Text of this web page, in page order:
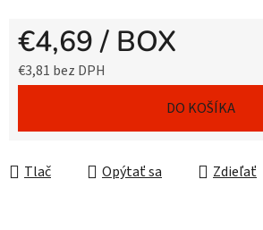
€4,69/ BOX
€3,81 bez DPH
DO KOŠÍKA
Tlač Opýtať sa Zdieľať